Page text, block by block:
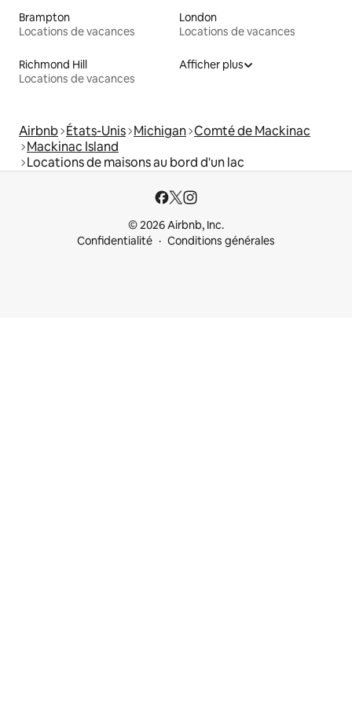
Brampton
Locations de vacances
London
Locations de vacances
Richmond Hill
Locations de vacances
Afficher plus
Airbnb États-Unis Michigan Comté de Mackinac
Mackinac Island
Locations de maisons au bord d'un lac
© 2026 Airbnb, Inc.
Confidentialité
Conditions générales